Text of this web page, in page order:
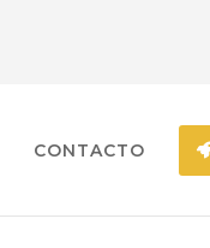
CONTACTO